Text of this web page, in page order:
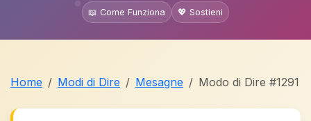
📖 Come Funziona 💖 Sostieni
Home Modi di Dire Mesagne Modo di Dire #1291